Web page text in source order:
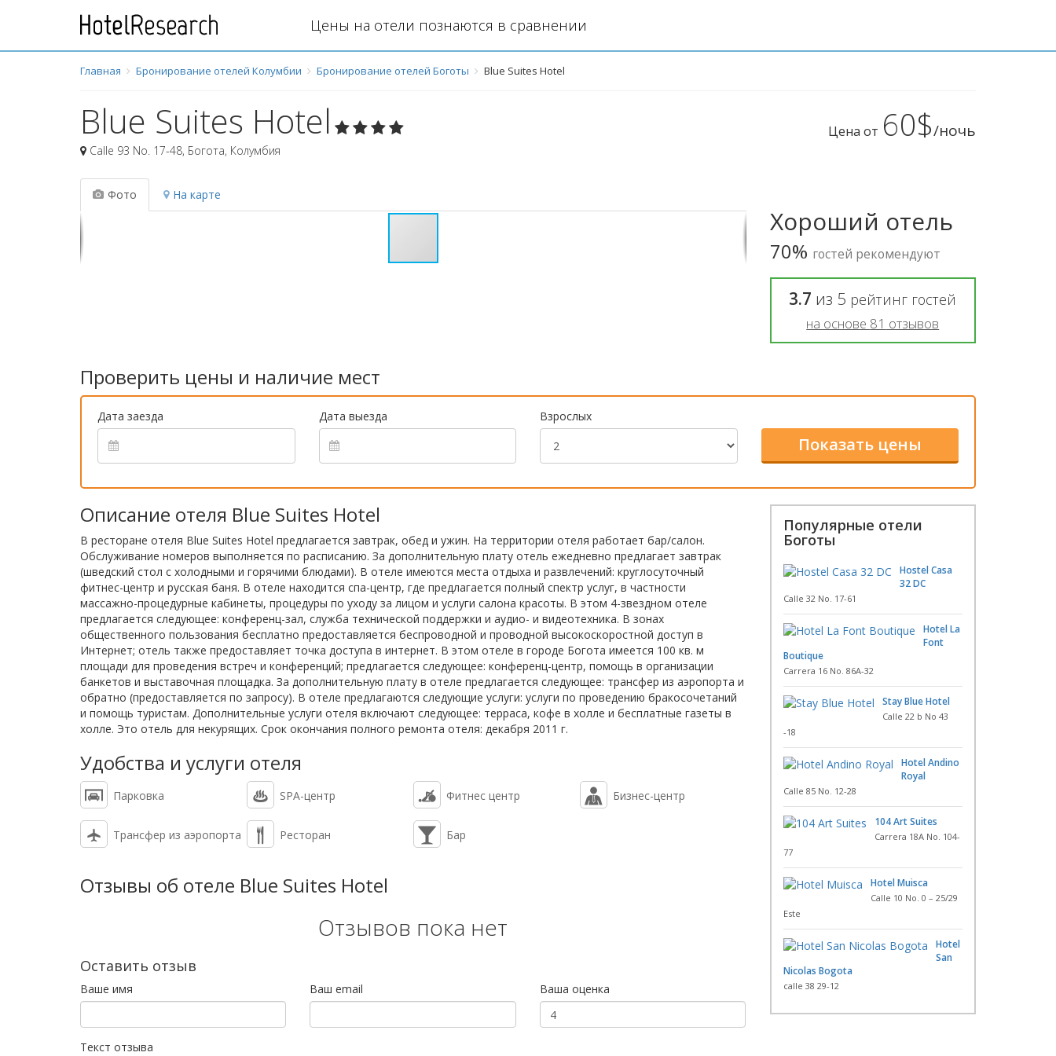
Цены на отели познаются в сравнении
Главная Бронирование отелей Колумбии Бронирование отелей Боготы Blue Suites Hotel
Blue Suites Hotel
Calle 93 No. 17-48, Богота, Колумбия
Цена от 60$/ночь
Фото На карте
Хороший отель
70% гостей рекомендуют
3.7 из 5 рейтинг гостей
на основе 81 отзывов
Проверить цены и наличие мест
Дата заезда Дата выезда Взрослых
Описание отеля Blue Suites Hotel
В ресторане отеля Blue Suites Hotel предлагается завтрак, обед и ужин. На территории отеля работает бар/салон.
Обслуживание номеров выполняется по расписанию. За дополнительную плату отель ежедневно предлагает завтрак
(шведский стол с холодными и горячими блюдами). В отеле имеются места отдыха и развлечений: круглосуточный
фитнес-центр и русская баня. В отеле находится спа-центр, где предлагается полный спектр услуг, в частности
массажно-процедурные кабинеты, процедуры по уходу за лицом и услуги салона красоты. В этом 4-звездном отеле
предлагается следующее: конференц-зал, служба технической поддержки и аудио- и видеотехника. В зонах
общественного пользования бесплатно предоставляется беспроводной и проводной высокоскоростной доступ в
Интернет; отель также предоставляет точка доступа в интернет. В этом отеле в городе Богота имеется 100 кв. м
площади для проведения встреч и конференций; предлагается следующее: конференц-центр, помощь в организации
банкетов и выставочная площадка. За дополнительную плату в отеле предлагается следующее: трансфер из аэропорта и
обратно (предоставляется по запросу). В отеле предлагаются следующие услуги: услуги по проведению бракосочетаний
и помощь туристам. Дополнительные услуги отеля включают следующее: терраса, кофе в холле и бесплатные газеты в
холле. Это отель для некурящих. Срок окончания полного ремонта отеля: декабря 2011 г.
Удобства и услуги отеля
Парковка SPA-центр Фитнес центр Бизнес-центр
Трансфер из аэропорта Ресторан Бар
Отзывы об отеле Blue Suites Hotel
Отзывов пока нет
Оставить отзыв
Ваше имя Ваш email Ваша оценка
Текст отзыва
Популярные отели
Боготы
Hostel Casa
32 DC
Calle 32 No. 17-61
Hotel La
Font
Boutique
Carrera 16 No. 86A-32
Stay Blue Hotel
Calle 22 b No 43
-18
Hotel Andino
Royal
Calle 85 No. 12-28
104 Art Suites
Carrera 18A No. 104-
77
Hotel Muisca
Calle 10 No. 0 – 25/29
Este
Hotel
San
Nicolas Bogota
calle 38 29-12